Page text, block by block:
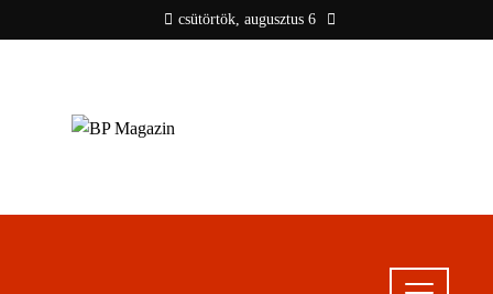
csütörtök, augusztus 6